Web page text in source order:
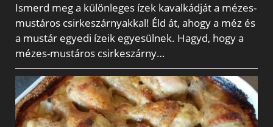
Ismerd meg a különleges ízek kavalkádját a mézes-
mustáros csirkeszárnyakkal! Éld át, ahogy a méz és
a mustár egyedi ízeik egyesülnek. Hagyd, hogy a
mézes-mustáros csirkeszárny…